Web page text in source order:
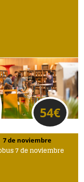
54€
7 de noviembre
7 de noviembre